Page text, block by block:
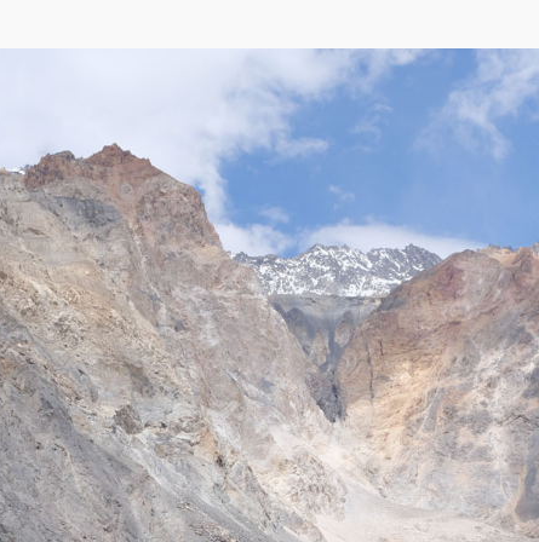
г. от хребта Музкол в результате сильного сейсмического воздействия,
собой хаотичное нагромождение крупнообломочных материалов -
покров сосредоточен в местах скопления мелкозёма, глин,
которая отлагает селевые массы в северной части завала.